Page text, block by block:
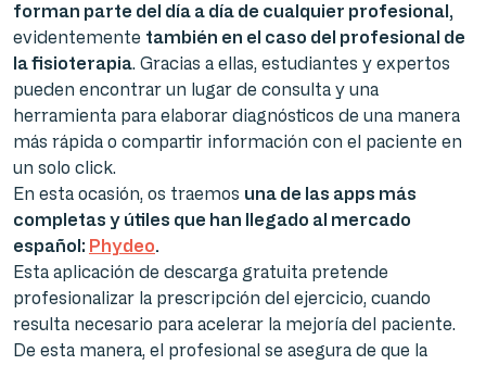
forman parte del día a día de cualquier profesional,
evidentemente también en el caso del profesional de
la fisioterapia. Gracias a ellas, estudiantes y expertos
pueden encontrar un lugar de consulta y una
herramienta para elaborar diagnósticos de una manera
más rápida o compartir información con el paciente en
un solo click.
En esta ocasión, os traemos una de las apps más
completas y útiles que han llegado al mercado
español: Phydeo.
Esta aplicación de descarga gratuita pretende
profesionalizar la prescripción del ejercicio, cuando
resulta necesario para acelerar la mejoría del paciente.
De esta manera, el profesional se asegura de que la